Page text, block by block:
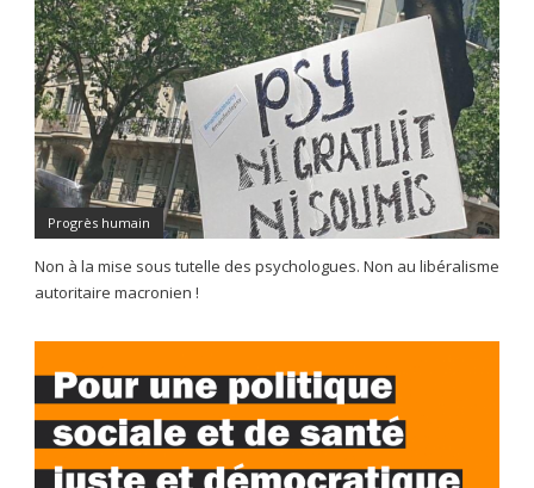
Progrès humain
Non à la mise sous tutelle des psychologues. Non au libéralisme
autoritaire macronien !